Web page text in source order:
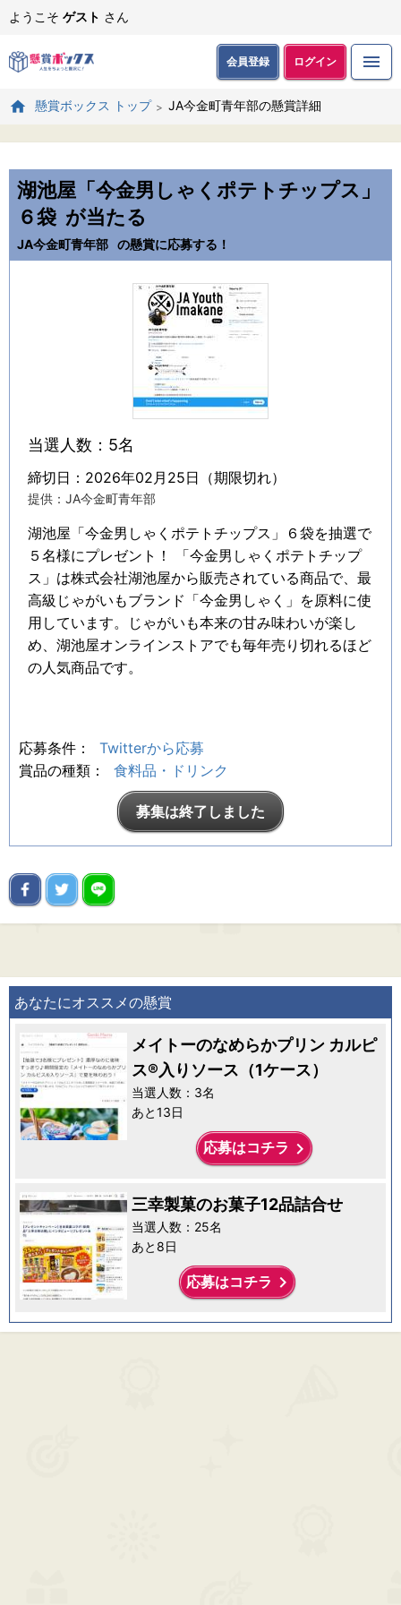
ようこそ ゲスト さん
会員登録 ログイン
懸賞ボックス トップ JA今金町青年部の懸賞詳細
湖池屋「今金男しゃくポテトチップス」
６袋 が当たる
JA今金町青年部 の懸賞に応募する！
当選人数：5名
締切日：2026年02月25日（期限切れ）
提供：JA今金町青年部
湖池屋「今金男しゃくポテトチップス」６袋を抽選で
５名様にプレゼント！ 「今金男しゃくポテトチップ
ス」は株式会社湖池屋から販売されている商品で、最
高級じゃがいもブランド「今金男しゃく」を原料に使
用しています。じゃがいも本来の甘み味わいが楽し
め、湖池屋オンラインストアでも毎年売り切れるほど
の人気商品です。
応募条件：
Twitterから応募
賞品の種類：
食料品・ドリンク
募集は終了しました
あなたにオススメの懸賞
メイトーのなめらかプリン カルピ
ス®入りソース（1ケース）
当選人数：3名
あと13日
応募はコチラ keyboard_arrow_right
三幸製菓のお菓子12品詰合せ
当選人数：25名
あと8日
応募はコチラ keyboard_arrow_right